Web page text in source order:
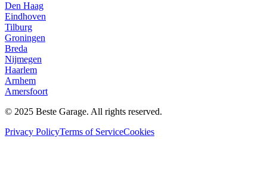
Den Haag
Eindhoven
Tilburg
Groningen
Breda
Nijmegen
Haarlem
Arnhem
Amersfoort
© 2025 Beste Garage. All rights reserved.
Privacy PolicyTerms of ServiceCookies